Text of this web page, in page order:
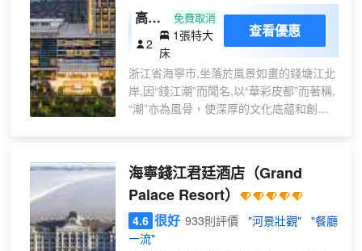
高級
房
大床
免費取消
2
1張特大
床
查看優惠
浙江省海寧市,坐落於風景如畫的錢塘江北
岸,因“錢江潮”而聞名,以“華彩皮都”而著稱,
“潮”亦為風骨，使深厚的文化底藴和創新
市政府。前往金庸舊居、徐志摩故居、南
關廂歷史文化街區、錢塘江觀潮點等人
文、旅遊景點非常便利。酒店秉承中華美
學生活化的理念,以月洞門為主元素,巧妙融
入浪潮的湧動,千年皮影戲的神祕光影及硤
海寧錢江君廷酒店（Grand
Palace Resort）
4.6 很好 933則評價 "河景壯觀"
"餐廳
一流"